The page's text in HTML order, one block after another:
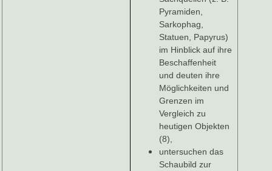
Pyramiden,
Sarkophag,
Statuen, Papyrus)
im Hinblick auf ihre
Beschaffenheit
und deuten ihre
Möglichkeiten und
Grenzen im
Vergleich zu
heutigen Objekten
(8),
untersuchen das
Schaubild zur